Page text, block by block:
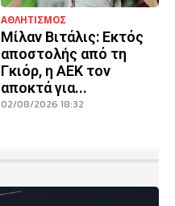
ΑΘΛΗΤΙΣΜΟΣ
Μίλαν Βιτάλις: Εκτός
αποστολής από τη
Γκιόρ, η ΑΕΚ τον
αποκτά για...
02/08/2026 18:32